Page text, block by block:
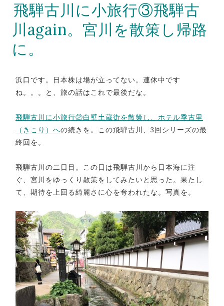
飛騨古川に小旅行③飛騨古
川again。宮川を散策し帰路
に。
浜口です。日本株は場が立ってない。連休中です
ね。。。と、旅の話はこれで最後だな。
飛騨古川に小旅行②白壁土蔵街を散策し、ホテル季古里
（きこり）への続きを。この飛騨古川、3回シリーズの最
終回を。
飛騨古川の二日目。この日は飛騨古川から日本海に注
ぐ、宮川をゆっくり散策をしてみたいと思った。果たし
て、期待を上回る綺麗さに心を奪われたな。写真を。